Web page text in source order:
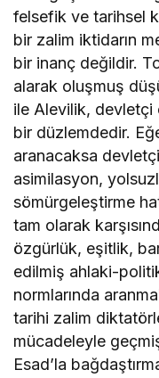
felsefik ve tarihsel
bir zalim iktidarın
bir inanç değildir.
alarak oluşmuş
ile Alevilik, devletçi
bir düzlemdedir.
aranacaksa
asimilasyon,
sömürgeleştirme
tam olarak
özgürlük, eşitlik,
edilmiş ahlaki-
normlarında
tarihi zalim
mücadeleyle
Esad’la